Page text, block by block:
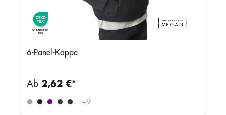
6-Panel-Kappe
+9
Ab 2,62 €*